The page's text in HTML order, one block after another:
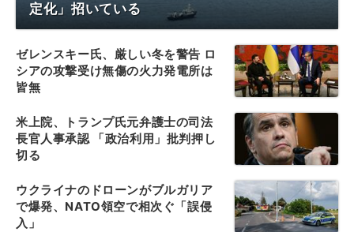
定化」招いている
ゼレンスキー氏、厳しい冬を警告 ロ
シアの攻撃受け無傷の火力発電所は
皆無
米上院、トランプ氏元弁護士の司法
長官人事承認 「政治利用」批判押し
切る
ウクライナのドローンがブルガリア
で爆発、NATO領空で相次ぐ「誤侵
入」